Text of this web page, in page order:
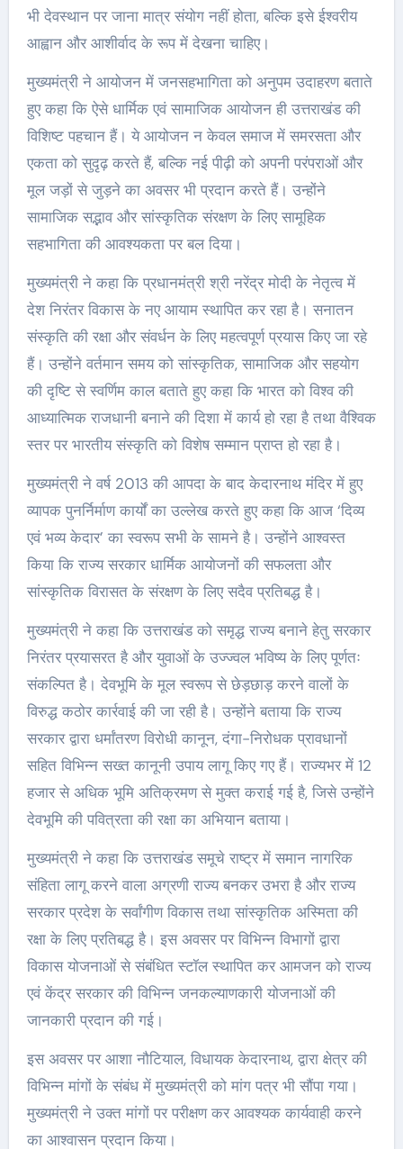
भी देवस्थान पर जाना मात्र संयोग नहीं होता, बल्कि इसे ईश्वरीय
आह्वान और आशीर्वाद के रूप में देखना चाहिए।
मुख्यमंत्री ने आयोजन में जनसहभागिता को अनुपम उदाहरण बताते
हुए कहा कि ऐसे धार्मिक एवं सामाजिक आयोजन ही उत्तराखंड की
विशिष्ट पहचान हैं। ये आयोजन न केवल समाज में समरसता और
एकता को सुदृढ़ करते हैं, बल्कि नई पीढ़ी को अपनी परंपराओं और
मूल जड़ों से जुड़ने का अवसर भी प्रदान करते हैं। उन्होंने
सामाजिक सद्भाव और सांस्कृतिक संरक्षण के लिए सामूहिक
सहभागिता की आवश्यकता पर बल दिया।
मुख्यमंत्री ने कहा कि प्रधानमंत्री श्री नरेंद्र मोदी के नेतृत्व में
देश निरंतर विकास के नए आयाम स्थापित कर रहा है। सनातन
संस्कृति की रक्षा और संवर्धन के लिए महत्वपूर्ण प्रयास किए जा रहे
हैं। उन्होंने वर्तमान समय को सांस्कृतिक, सामाजिक और सहयोग
की दृष्टि से स्वर्णिम काल बताते हुए कहा कि भारत को विश्व की
आध्यात्मिक राजधानी बनाने की दिशा में कार्य हो रहा है तथा वैश्विक
स्तर पर भारतीय संस्कृति को विशेष सम्मान प्राप्त हो रहा है।
मुख्यमंत्री ने वर्ष 2013 की आपदा के बाद केदारनाथ मंदिर में हुए
व्यापक पुनर्निर्माण कार्यों का उल्लेख करते हुए कहा कि आज ‘दिव्य
एवं भव्य केदार’ का स्वरूप सभी के सामने है। उन्होंने आश्वस्त
किया कि राज्य सरकार धार्मिक आयोजनों की सफलता और
सांस्कृतिक विरासत के संरक्षण के लिए सदैव प्रतिबद्ध है।
मुख्यमंत्री ने कहा कि उत्तराखंड को समृद्ध राज्य बनाने हेतु सरकार
निरंतर प्रयासरत है और युवाओं के उज्ज्वल भविष्य के लिए पूर्णतः
संकल्पित है। देवभूमि के मूल स्वरूप से छेड़छाड़ करने वालों के
विरुद्ध कठोर कार्रवाई की जा रही है। उन्होंने बताया कि राज्य
सरकार द्वारा धर्मांतरण विरोधी कानून, दंगा-निरोधक प्रावधानों
सहित विभिन्न सख्त कानूनी उपाय लागू किए गए हैं। राज्यभर में 12
हजार से अधिक भूमि अतिक्रमण से मुक्त कराई गई है, जिसे उन्होंने
देवभूमि की पवित्रता की रक्षा का अभियान बताया।
मुख्यमंत्री ने कहा कि उत्तराखंड समूचे राष्ट्र में समान नागरिक
संहिता लागू करने वाला अग्रणी राज्य बनकर उभरा है और राज्य
सरकार प्रदेश के सर्वांगीण विकास तथा सांस्कृतिक अस्मिता की
रक्षा के लिए प्रतिबद्ध है। इस अवसर पर विभिन्न विभागों द्वारा
विकास योजनाओं से संबंधित स्टॉल स्थापित कर आमजन को राज्य
एवं केंद्र सरकार की विभिन्न जनकल्याणकारी योजनाओं की
जानकारी प्रदान की गई।
इस अवसर पर आशा नौटियाल, विधायक केदारनाथ, द्वारा क्षेत्र की
विभिन्न मांगों के संबंध में मुख्यमंत्री को मांग पत्र भी सौंपा गया।
मुख्यमंत्री ने उक्त मांगों पर परीक्षण कर आवश्यक कार्यवाही करने
का आश्वासन प्रदान किया।